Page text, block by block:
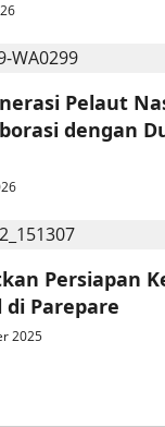
Pelaut
dengan
Persiapan
di Parepare
2025